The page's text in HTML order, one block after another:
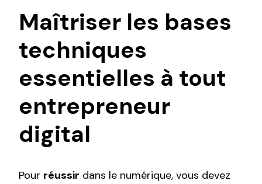
Maîtriser les bases
techniques
essentielles à tout
entrepreneur
digital
Pour réussir dans le numérique, vous devez